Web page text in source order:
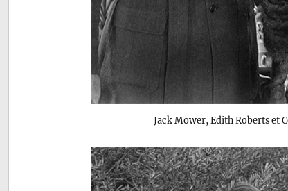
Jack Mower, Edith Roberts et